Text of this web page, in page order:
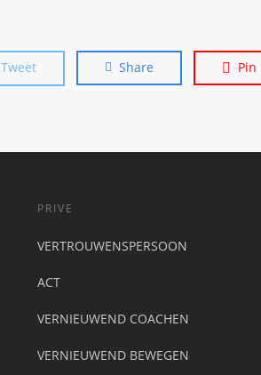
Tweet Share Pin
PRIVE
VERTROUWENSPERSOON
ACT
VERNIEUWEND COACHEN
VERNIEUWEND BEWEGEN